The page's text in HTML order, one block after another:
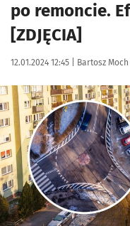
po remoncie.
[ZDJĘCIA]
Data publikacji:
12.01.2024 12:45 | Autor:
Bartosz Moch
Kliknij, aby zobaczyć